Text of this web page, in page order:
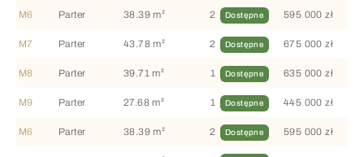
M6 Parter 38.39 m² 2 Dostępne 595 000 zł
M7 Parter 43.78 m² 2 Dostępne 675 000 zł
M8 Parter 39.71 m² 1 Dostępne 635 000 zł
M9 Parter 27.68 m² 1 Dostępne 445 000 zł
M6 Parter 38.39 m² 2 Dostępne 595 000 zł